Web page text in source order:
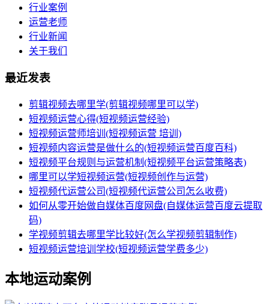
行业案例
运营老师
行业新闻
关于我们
最近发表
剪辑视频去哪里学(剪辑视频哪里可以学)
短视频运营心得(短视频运营经验)
短视频运营师培训(短视频运营 培训)
短视频内容运营是做什么的(短视频运营百度百科)
短视频平台规则与运营机制(短视频平台运营策略表)
哪里可以学短视频运营(短视频创作与运营)
短视频代运营公司(短视频代运营公司怎么收费)
如何从零开始做自媒体百度网盘(自媒体运营百度云提取
码)
学视频剪辑去哪里学比较好(怎么学视频剪辑制作)
短视频运营培训学校(短视频运营学费多少)
本地运动案例